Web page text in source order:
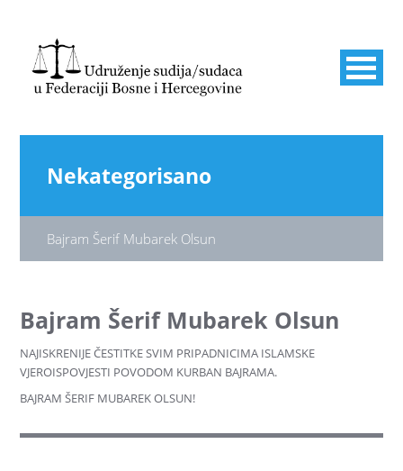
Nekategorisano
Bajram Šerif Mubarek Olsun
Bajram Šerif Mubarek Olsun
NAJISKRENIJE ČESTITKE SVIM PRIPADNICIMA ISLAMSKE
VJEROISPOVJESTI POVODOM KURBAN BAJRAMA.
BAJRAM ŠERIF MUBAREK OLSUN!